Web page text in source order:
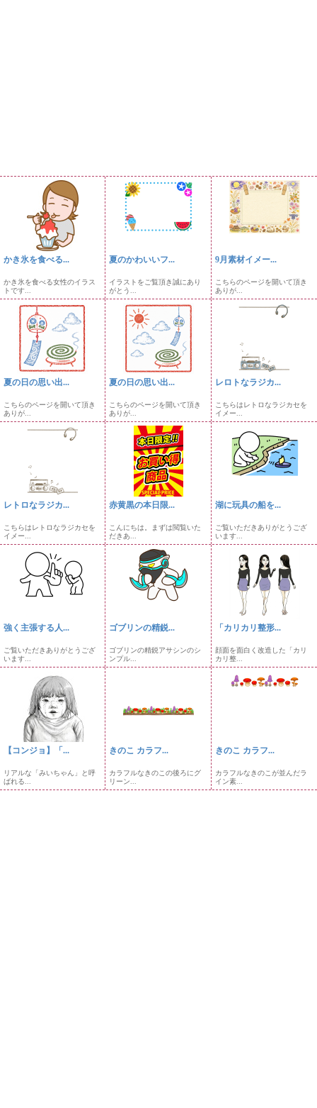
かき氷を食べる...
かき氷を食べる女性のイラス
トです...
夏のかわいいフ...
イラストをご覧頂き誠にあり
がとう...
9月素材イメー...
こちらのページを開いて頂き
ありが...
夏の日の思い出...
こちらのページを開いて頂き
ありが...
夏の日の思い出...
こちらのページを開いて頂き
ありが...
レロトなラジカ...
こちらはレトロなラジカセを
イメー...
レトロなラジカ...
こちらはレトロなラジカセを
イメー...
赤黄黒の本日限...
こんにちは。まずは閲覧いた
だきあ...
湖に玩具の船を...
ご覧いただきありがとうござ
います...
強く主張する人...
ご覧いただきありがとうござ
います...
ゴブリンの精鋭...
ゴブリンの精鋭アサシンのシ
ンプル...
「カリカリ整形...
顔面を面白く改造した「カリ
カリ整...
【コンジョ】「...
リアルな「みいちゃん」と呼
ばれる...
きのこ カラフ...
カラフルなきのこの後ろにグ
リーン...
きのこ カラフ...
カラフルなきのこが並んだラ
イン素...